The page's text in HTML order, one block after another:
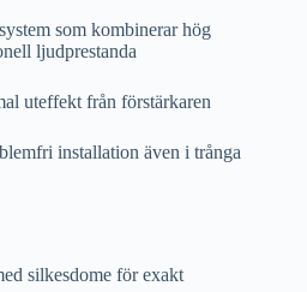
som kombinerar hög
ljudprestanda
uteffekt från förstärkaren
installation även i trånga
silkesdome för exakt